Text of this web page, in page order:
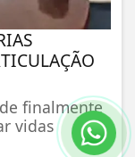
finalmente
vidas